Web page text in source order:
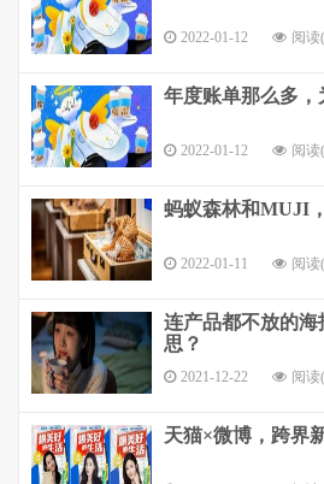
2022-01-12 阅读
年度账单那么多，
2022-01-12 阅读
蚂蚁森林和MUJI
2022-01-11 阅读
连产品都不放的
思？
2021-12-22 阅读
天猫×微博，跨界